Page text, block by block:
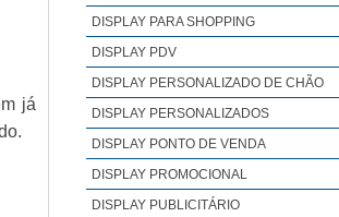
já
DISPLAY PARA SHOPPING
DISPLAY PDV
DISPLAY PERSONALIZADO DE CHÃO
DISPLAY PERSONALIZADOS
DISPLAY PONTO DE VENDA
DISPLAY PROMOCIONAL
DISPLAY PUBLICITÁRIO